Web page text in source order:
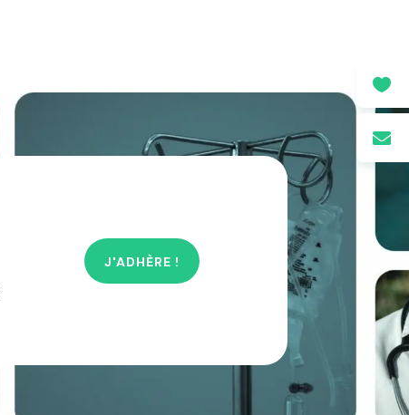


J'ADHÈRE !